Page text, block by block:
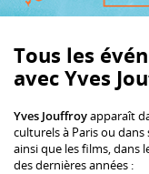
Tous les
avec Yves
Yves Jouffroyapparaît
culturels à Paris ou
ainsi que les films, dans
des dernières années :